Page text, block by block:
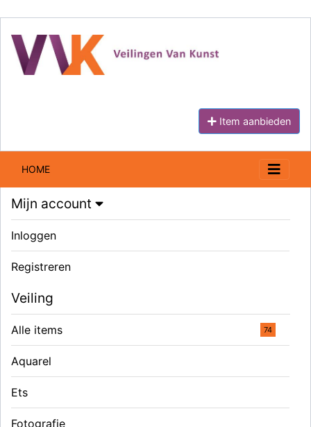
Item aanbieden
HOME
Mijn account
Inloggen
Registreren
Veiling
Alle items 74
Aquarel
Ets
Fotografie